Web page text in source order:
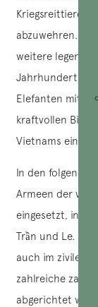
Kriegsreittiere
abzuwehren.
weitere
Jahrhundert,
Elefanten mit
kraftvollen
Vietnams
In den
Armeen der
eingesetzt,
Trần und Le. Sie
auch im zivilen
zahlreiche
abgerichtet